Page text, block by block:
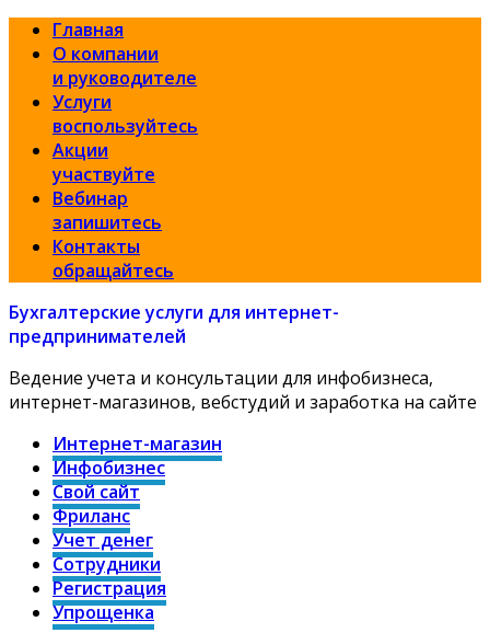
Главная
О компании
и руководителе
Услуги
воспользуйтесь
Акции
участвуйте
Вебинар
запишитесь
Контакты
обращайтесь
Бухгалтерские услуги для интернет-
предпринимателей
Ведение учета и консультации для инфобизнеса,
интернет-магазинов, вебстудий и заработка на сайте
Интернет-магазин
Инфобизнес
Свой сайт
Фриланс
Учет денег
Сотрудники
Регистрация
Упрощенка